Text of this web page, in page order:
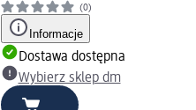
(0)
Informacje
Dostawa dostępna
Wybierz sklep dm